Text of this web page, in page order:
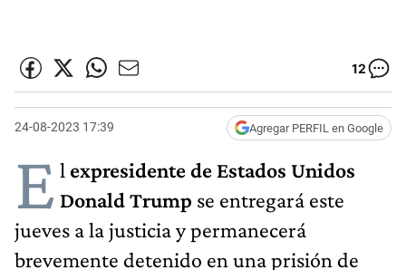
12
24-08-2023 17:39 Agregar PERFIL en Google
E l expresidente de Estados Unidos
Donald Trump se entregará este
jueves a la justicia y permanecerá
brevemente detenido en una prisión de